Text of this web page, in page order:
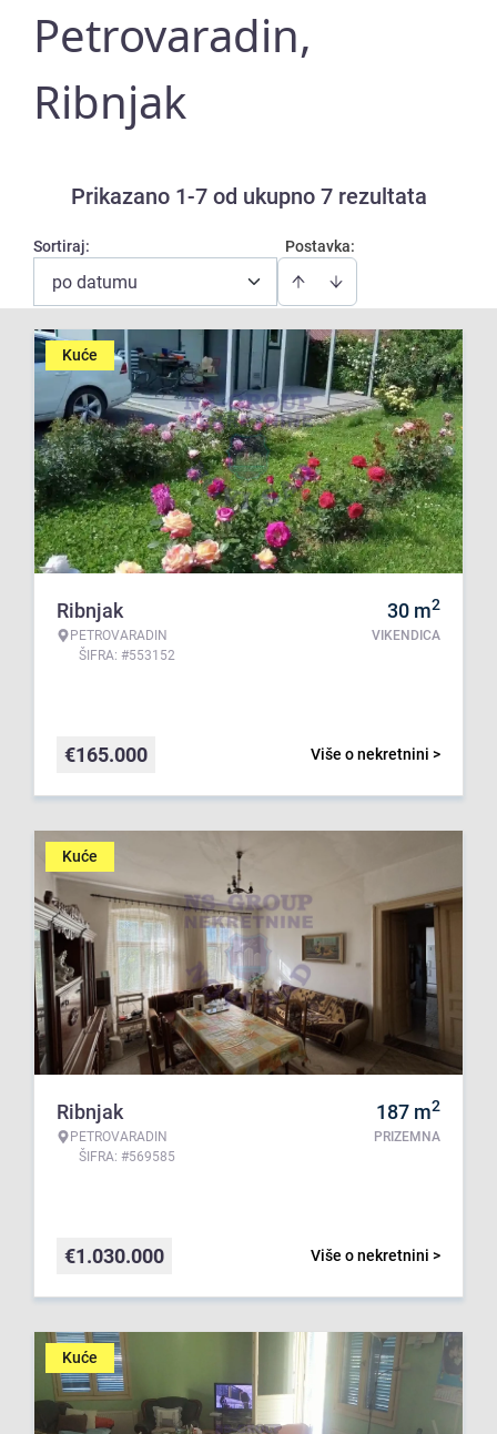
Petrovaradin,
Ribnjak
Prikazano 1-7 od ukupno 7 rezultata
Postavka:
Sortiraj:
po datumu
Kuće
Ribnjak
PETROVARADIN
ŠIFRA: #553152
30 m2
VIKENDICA
Više o nekretnini >
€165.000
Kuće
Ribnjak
PETROVARADIN
ŠIFRA: #569585
187 m2
PRIZEMNA
Više o nekretnini >
€1.030.000
Kuće